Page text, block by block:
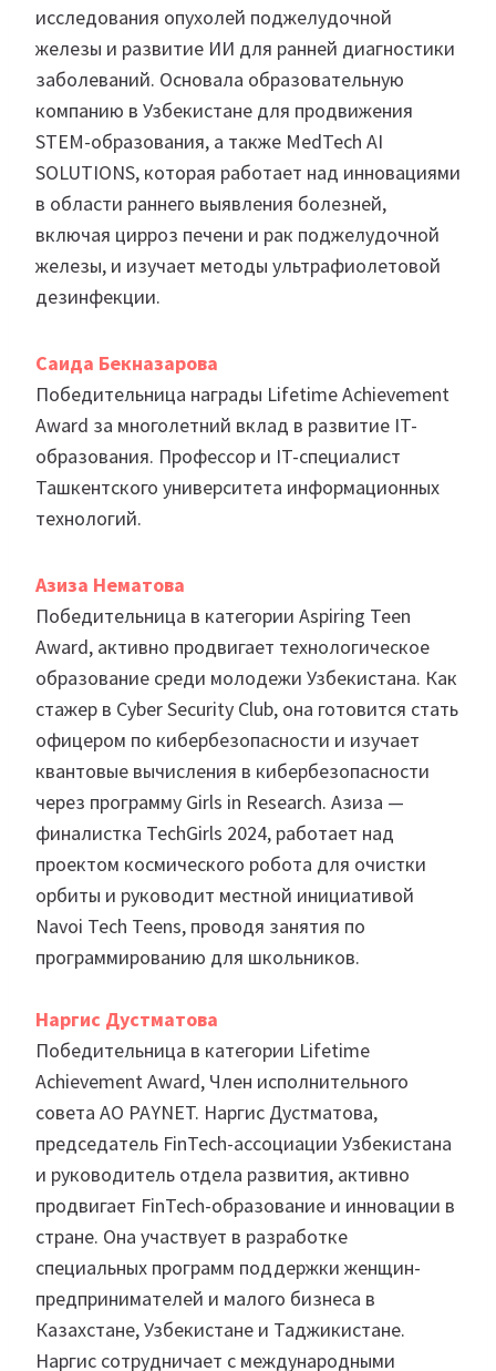
исследования опухолей поджелудочной
железы и развитие ИИ для ранней диагностики
заболеваний. Основала образовательную
компанию в Узбекистане для продвижения
STEM-образования, а также MedTech AI
SOLUTIONS, которая работает над инновациями
в области раннего выявления болезней,
включая цирроз печени и рак поджелудочной
железы, и изучает методы ультрафиолетовой
дезинфекции.
Саида Бекназарова
Победительница награды Lifetime Achievement
Award за многолетний вклад в развитие IT-
образования. Профессор и IT-специалист
Ташкентского университета информационных
технологий.
Азиза Нематова
Победительница в категории Aspiring Teen
Award, активно продвигает технологическое
образование среди молодежи Узбекистана. Как
стажер в Cyber Security Club, она готовится стать
офицером по кибербезопасности и изучает
квантовые вычисления в кибербезопасности
через программу Girls in Research. Азиза —
финалистка TechGirls 2024, работает над
проектом космического робота для очистки
орбиты и руководит местной инициативой
Navoi Tech Teens, проводя занятия по
программированию для школьников.
Наргис Дустматова
Победительница в категории Lifetime
Achievement Award, Член исполнительного
совета АО PAYNET. Наргис Дустматова,
председатель FinTech-ассоциации Узбекистана
и руководитель отдела развития, активно
продвигает FinTech-образование и инновации в
стране. Она участвует в разработке
специальных программ поддержки женщин-
предпринимателей и малого бизнеса в
Казахстане, Узбекистане и Таджикистане.
Наргис сотрудничает с международными